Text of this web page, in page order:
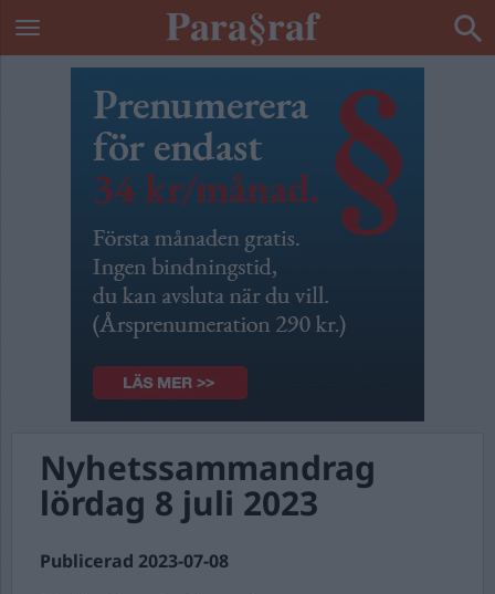
Nyhetssammandrag
lördag 8 juli 2023
Publicerad 2023-07-08